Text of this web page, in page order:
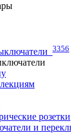
3356
розетки
и